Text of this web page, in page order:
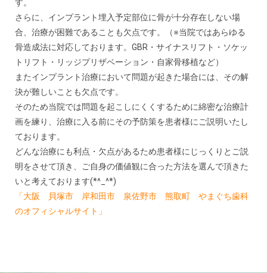
す。
さらに、インプラント埋入予定部位に骨が十分存在しない場
合、治療が困難であることも欠点です。（※当院ではあらゆる
骨造成法に対応しております。GBR・サイナスリフト・ソケッ
トリフト・リッジプリザベーション・自家骨移植など）
またインプラント治療において問題が起きた場合には、その解
決が難しいことも欠点です。
そのため当院では問題を起こしにくくするために綿密な治療計
画を練り、治療に入る前にその予防策を患者様にご説明いたし
ております。
どんな治療にも利点・欠点があるため患者様にじっくりとご説
明をさせて頂き、ご自身の価値観に合った方法を選んで頂きた
いと考えております(*^_^*)
「大阪 貝塚市 岸和田市 泉佐野市 熊取町 やまぐち歯科
のオフィシャルサイト」